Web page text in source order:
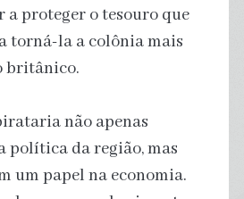
a proteger o tesouro que
torná-la a colônia mais
britânico.
não apenas
política da região, mas
um papel na economia.